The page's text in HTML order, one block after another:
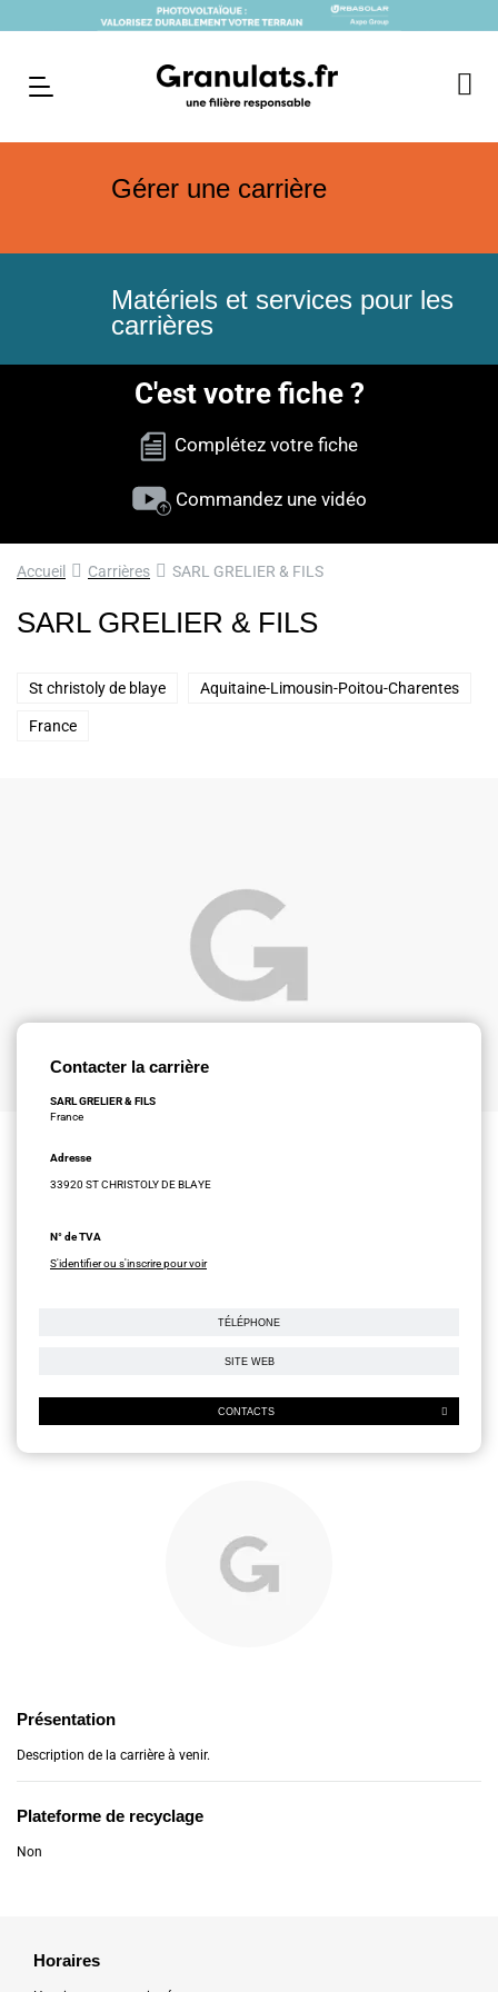
Gérer une carrière
Matériels et services pour les
carrières
C'est votre fiche ?
Complétez votre fiche
Commandez une vidéo
Accueil Carrières SARL GRELIER & FILS
SARL GRELIER & FILS
St christoly de blaye Aquitaine-Limousin-Poitou-Charentes
France
Contacter la carrière
SARL GRELIER & FILS
France
Adresse
33920 ST CHRISTOLY DE BLAYE
N° de TVA
S'identifier ou s'inscrire pour voir
TÉLÉPHONE
SITE WEB
CONTACTS
Présentation
Description de la carrière à venir.
Plateforme de recyclage
Non
Horaires